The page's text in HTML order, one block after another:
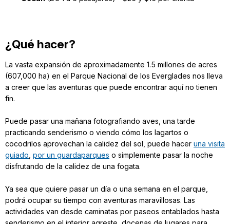
¿Qué hacer?
La vasta expansión de aproximadamente 1.5 millones de acres
(607,000 ha) en el Parque Nacional de los Everglades nos lleva
a creer que las aventuras que puede encontrar aquí no tienen
fin.
Puede pasar una mañana fotografiando aves, una tarde
practicando senderismo o viendo cómo los lagartos o
cocodrilos aprovechan la calidez del sol, puede hacer una visita
guiado por un guardaparques o simplemente pasar la noche
disfrutando de la calidez de una fogata.
Ya sea que quiere pasar un día o una semana en el parque,
podrá ocupar su tiempo con aventuras maravillosas. Las
actividades van desde caminatas por paseos entablados hasta